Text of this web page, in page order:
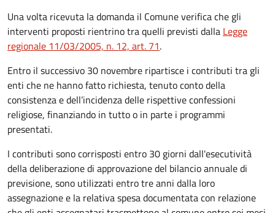
Una volta ricevuta la domanda il Comuneverifica che gli
interventi proposti rientrino tra quelli previsti dalla Legge
regionale 11/03/2005, n. 12, art. 71.
Entro il successivo 30 novembre ripartisce i contributi tra gli
enti che ne hanno fatto richiesta, tenuto conto della
consistenza e dell’incidenza delle rispettive confessioni
religiose, finanziando in tutto o in parte i programmi
presentati.
I contributi sono corrisposti entro 30 giorni dall'esecutività
della deliberazione di approvazione del bilancio annuale di
previsione, sono utilizzati entro tre anni dalla loro
assegnazione e la relativa spesa documentata con relazione